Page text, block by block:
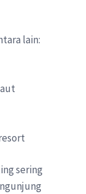
lain:
sering